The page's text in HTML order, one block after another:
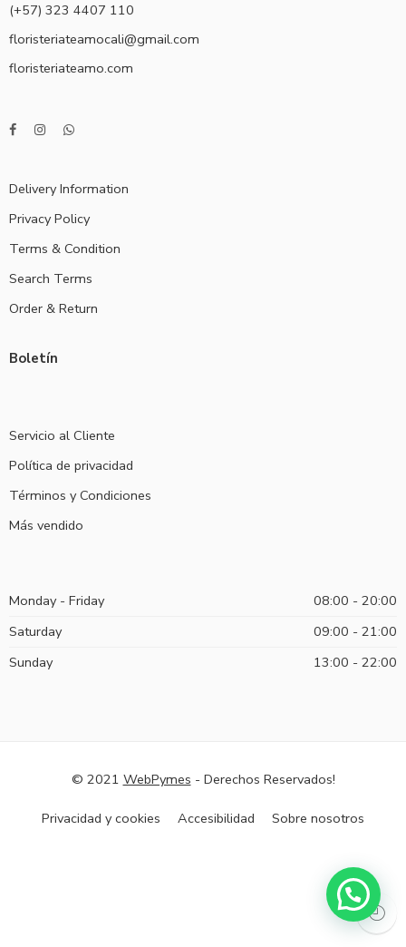
(+57) 323 4407 110
floristeriateamocali@gmail.com
floristeriateamo.com
Delivery Information
Privacy Policy
Terms & Condition
Search Terms
Order & Return
Boletín
Servicio al Cliente
Política de privacidad
Términos y Condiciones
Más vendido
Monday - Friday
08:00 - 20:00
Saturday
09:00 - 21:00
Sunday
13:00 - 22:00
© 2021 WebPymes - Derechos Reservados!
Privacidad y cookies Accesibilidad Sobre nosotros